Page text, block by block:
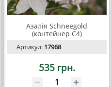
Азалія Schneegold
(контейнер С4)
Артикул: 17968
535 грн.